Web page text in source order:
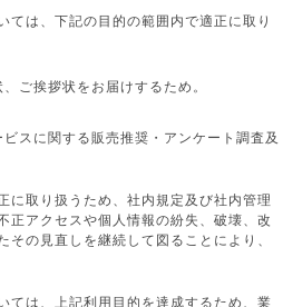
ては、下記の目的の範囲内で適正に取り
ご挨拶状をお届けするため。
スに関する販売推奨・アンケート調査及
に取り扱うため、社内規定及び社内管理
正アクセスや個人情報の紛失、破壊、改
の見直しを継続して図ることにより、
ては、上記利用目的を達成するため、業